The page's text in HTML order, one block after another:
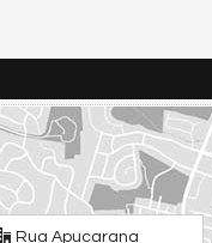
Rua Apucarana